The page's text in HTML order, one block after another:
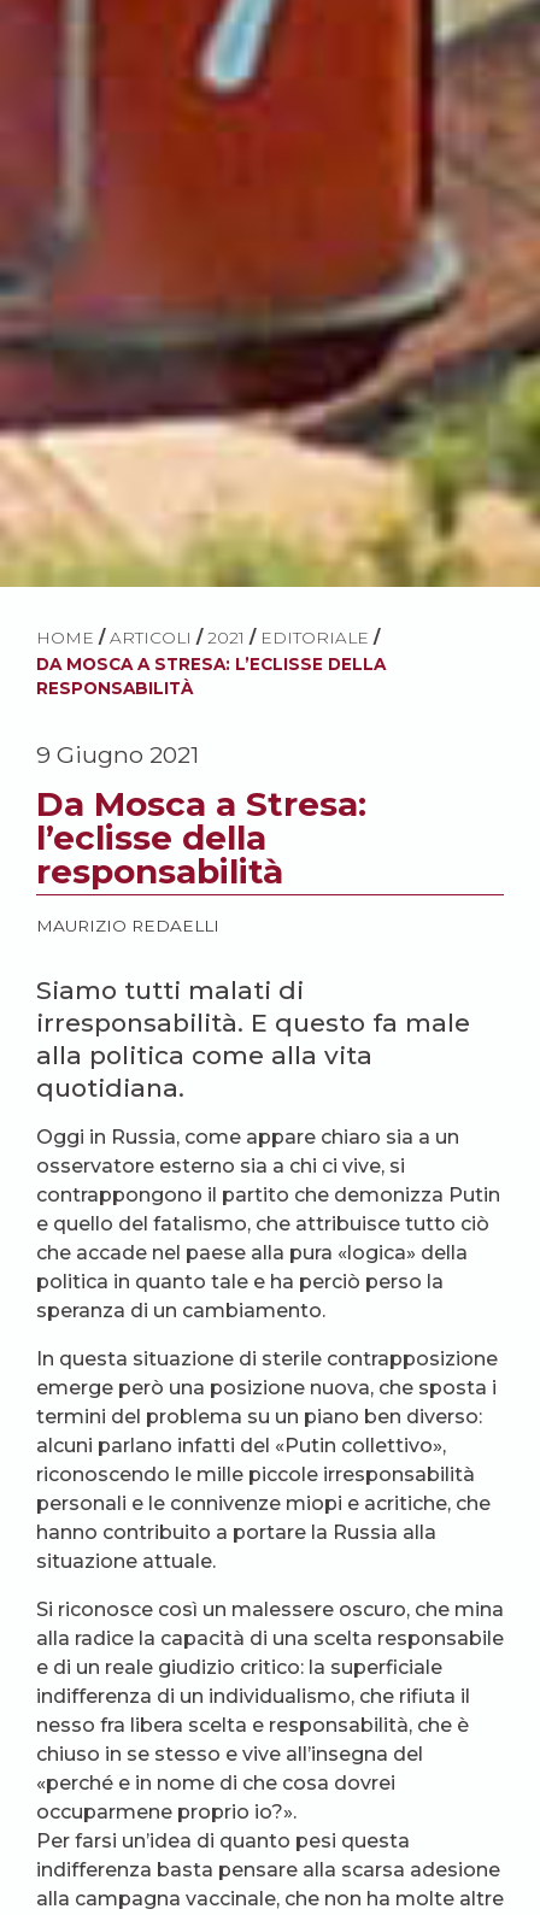
HOME / ARTICOLI / 2021 / EDITORIALE /
DA MOSCA A STRESA: L’ECLISSE DELLA
RESPONSABILITÀ
9 Giugno 2021
Da Mosca a Stresa:
l’eclisse della
responsabilità
MAURIZIO REDAELLI
Siamo tutti malati di
irresponsabilità. E questo fa male
alla politica come alla vita
quotidiana.
Oggi in Russia, come appare chiaro sia a un
osservatore esterno sia a chi ci vive, si
contrappongono il partito che demonizza Putin
e quello del fatalismo, che attribuisce tutto ciò
che accade nel paese alla pura «logica» della
politica in quanto tale e ha perciò perso la
speranza di un cambiamento.
In questa situazione di sterile contrapposizione
emerge però una posizione nuova, che sposta i
termini del problema su un piano ben diverso:
alcuni parlano infatti del «Putin collettivo»,
riconoscendo le mille piccole irresponsabilità
personali e le connivenze miopi e acritiche, che
hanno contribuito a portare la Russia alla
situazione attuale.
Si riconosce così un malessere oscuro, che mina
alla radice la capacità di una scelta responsabile
e di un reale giudizio critico: la superficiale
indifferenza di un individualismo, che rifiuta il
nesso fra libera scelta e responsabilità, che è
chiuso in se stesso e vive all’insegna del
«perché e in nome di che cosa dovrei
occuparmene proprio io?».
Per farsi un’idea di quanto pesi questa
indifferenza basta pensare alla scarsa adesione
alla campagna vaccinale, che non ha molte altre